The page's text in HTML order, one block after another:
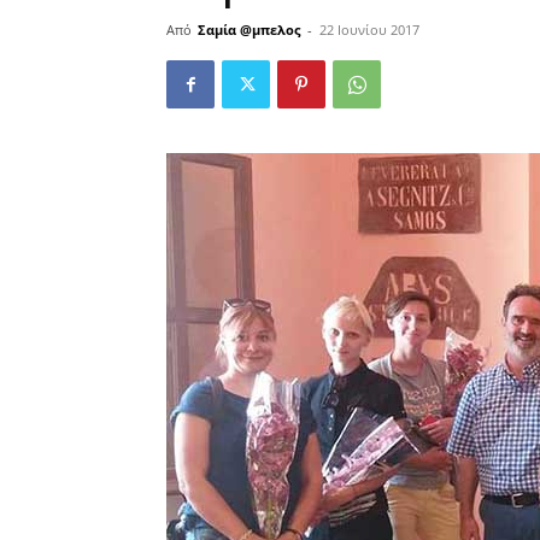
Από Σαμία @μπελος - 22 Ιουνίου 2017